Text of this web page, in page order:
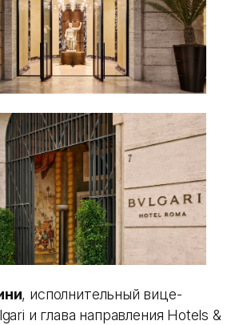
, исполнительный вице-
и глава направления Hotels &